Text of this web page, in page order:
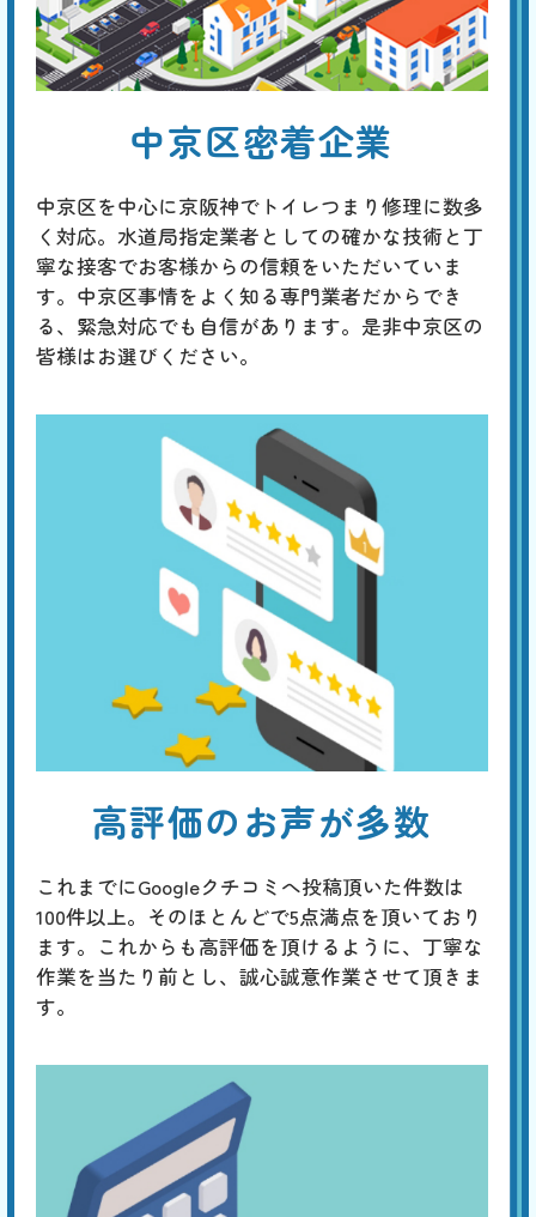
ど）を使用します。
トイレの水位がいつもよ
り低い
基本料
EB
限
定
割
引
作業費
合計 6,600円〜
通常、つまった場合は水位が上がるので、トイレタンクに水が溜まって
いない場合は、タンク内の調整が必要です。タンク内にある標準水位
は、水面から出たオーバーフロー管に刻印された「WL」の位置です。
水位が低い場合は、水漏れや排水の問題が考えられます。
中京区密着企業
中京区を中心に京阪神でトイレつまり修理に数多
く対応。水道局指定業者としての確かな技術と丁
寧な接客でお客様からの信頼をいただいていま
す。中京区事情をよく知る専門業者だからでき
る、緊急対応でも自信があります。是非中京区の
皆様はお選びください。
高評価のお声が多数
これまでにGoogleクチコミへ投稿頂いた件数は
100件以上。そのほとんどで5点満点を頂いており
ます。これからも高評価を頂けるように、丁寧な
作業を当たり前とし、誠心誠意作業させて頂きま
す。